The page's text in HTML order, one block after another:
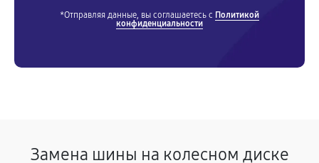
*Отправляя данные, вы соглашаетесь с Политикой
конфиденциальности
Замена шины на колесном диске